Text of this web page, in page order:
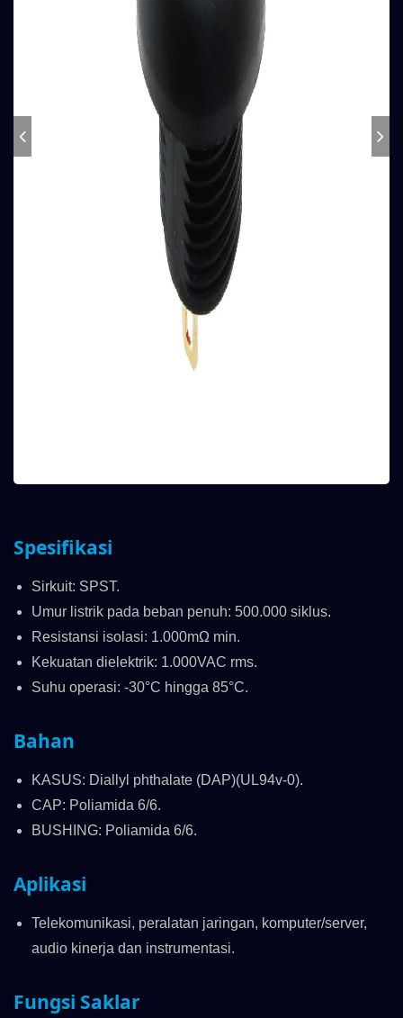
Spesifikasi
Sirkuit: SPST.
Umur listrik pada beban penuh: 500.000 siklus.
Resistansi isolasi: 1.000mΩ min.
Kekuatan dielektrik: 1.000VAC rms.
Suhu operasi: -30°C hingga 85°C.
Bahan
KASUS: Diallyl phthalate (DAP)(UL94v-0).
CAP: Poliamida 6/6.
BUSHING: Poliamida 6/6.
Aplikasi
Telekomunikasi, peralatan jaringan, komputer/server,
audio kinerja dan instrumentasi.
Fungsi Saklar